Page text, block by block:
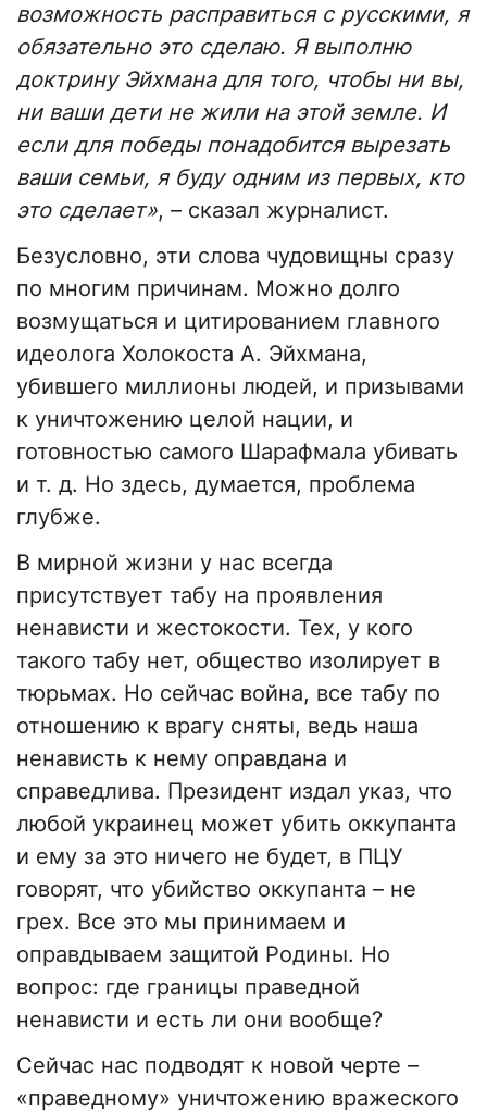
возможность расправиться с русскими, я
обязательно это сделаю. Я выполню
доктрину Эйхмана для того, чтобы ни вы,
ни ваши дети не жили на этой земле. И
если для победы понадобится вырезать
ваши семьи, я буду одним из первых, кто
это сделает», – сказал журналист.
Безусловно, эти слова чудовищны сразу
по многим причинам. Можно долго
возмущаться и цитированием главного
идеолога Холокоста А. Эйхмана,
убившего миллионы людей, и призывами
к уничтожению целой нации, и
готовностью самого Шарафмала убивать
и т. д. Но здесь, думается, проблема
глубже.
В мирной жизни у нас всегда
присутствует табу на проявления
ненависти и жестокости. Тех, у кого
такого табу нет, общество изолирует в
тюрьмах. Но сейчас война, все табу по
отношению к врагу сняты, ведь наша
ненависть к нему оправдана и
справедлива. Президент издал указ, что
любой украинец может убить оккупанта
и ему за это ничего не будет, в ПЦУ
говорят, что убийство оккупанта – не
грех. Все это мы принимаем и
оправдываем защитой Родины. Но
вопрос: где границы праведной
ненависти и есть ли они вообще?
Сейчас нас подводят к новой черте –
«праведному» уничтожению вражеского